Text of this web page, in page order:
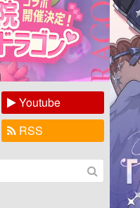
Youtube
RSS